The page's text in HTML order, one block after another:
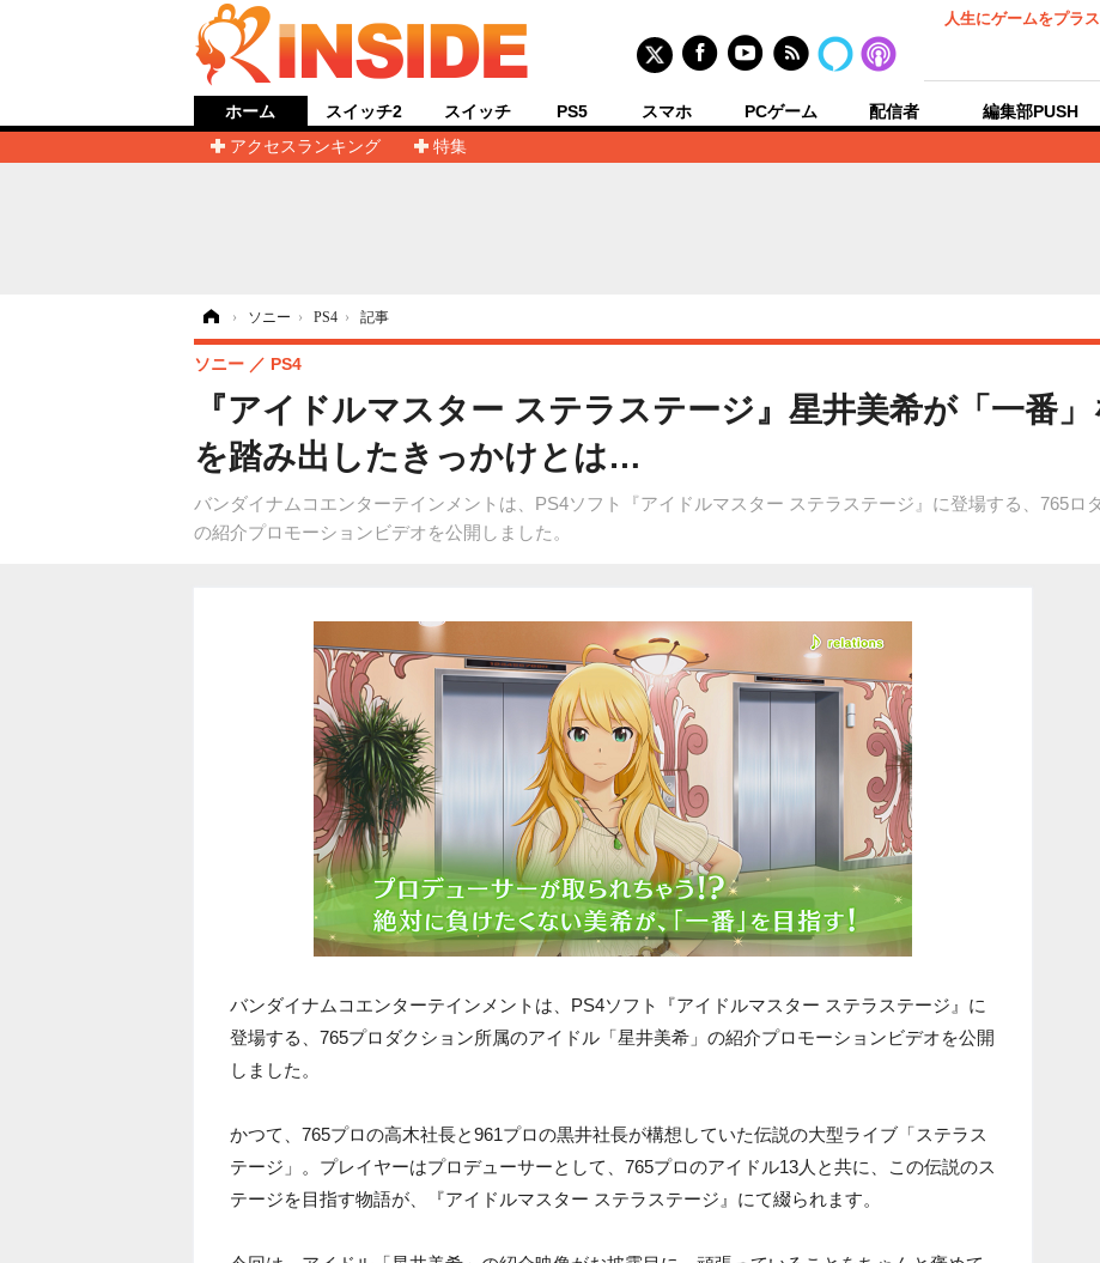
人生にゲームをプラ
ホーム
アクセスランキング
特集
スイッチ2 スイッチ PS5 スマホ PCゲーム 配信者 編集部PUSH
› ソニー › PS4 › 記事
『アイドルマスター ステラステージ』星井美希が「一番
を踏み出したきっかけとは…
バンダイナムコエンターテインメントは、PS4ソフト『アイドルマスター ステラステージ』に登場する、765ロ
の紹介プロモーションビデオを公開しました。
ソニー PS4
バンダイナムコエンターテインメントは、PS4ソフト『アイドルマスター ステラステージ』に
登場する、765プロダクション所属のアイドル「星井美希」の紹介プロモーションビデオを公開
しました。
かつて、765プロの高木社長と961プロの黒井社長が構想していた伝説の大型ライブ「ステラス
テージ」。プレイヤーはプロデューサーとして、765プロのアイドル13人と共に、この伝説のス
テージを目指す物語が、『アイドルマスター ステラステージ』にて綴られます。